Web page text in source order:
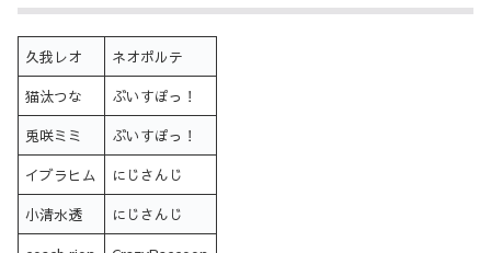
久我レオ ネオポルテ
猫汰つな ぶいすぽっ！
兎咲ミミ ぶいすぽっ！
イブラヒム にじさんじ
小清水透 にじさんじ